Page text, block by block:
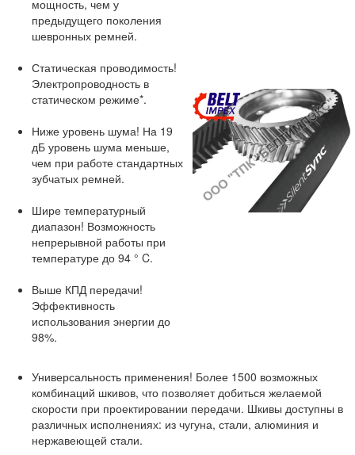
мощность, чем у
предыдущего поколения
шевронных ремней.
Статическая проводимость!
Электропроводность в
статическом режиме*.
Ниже уровень шума! На 19
дБ уровень шума меньше,
чем при работе стандартных
зубчатых ремней.
Шире температурный
диапазон! Возможность
непрерывной работы при
температуре до 94 ° C.
Выше КПД передачи!
Эффективность
использования энергии до
98%.
Универсальность применения! Более 1500 возможных
комбинаций шкивов, что позволяет добиться желаемой
скорости при проектировании передачи. Шкивы доступны в
различных исполнениях: из чугуна, стали, алюминия и
нержавеющей стали.